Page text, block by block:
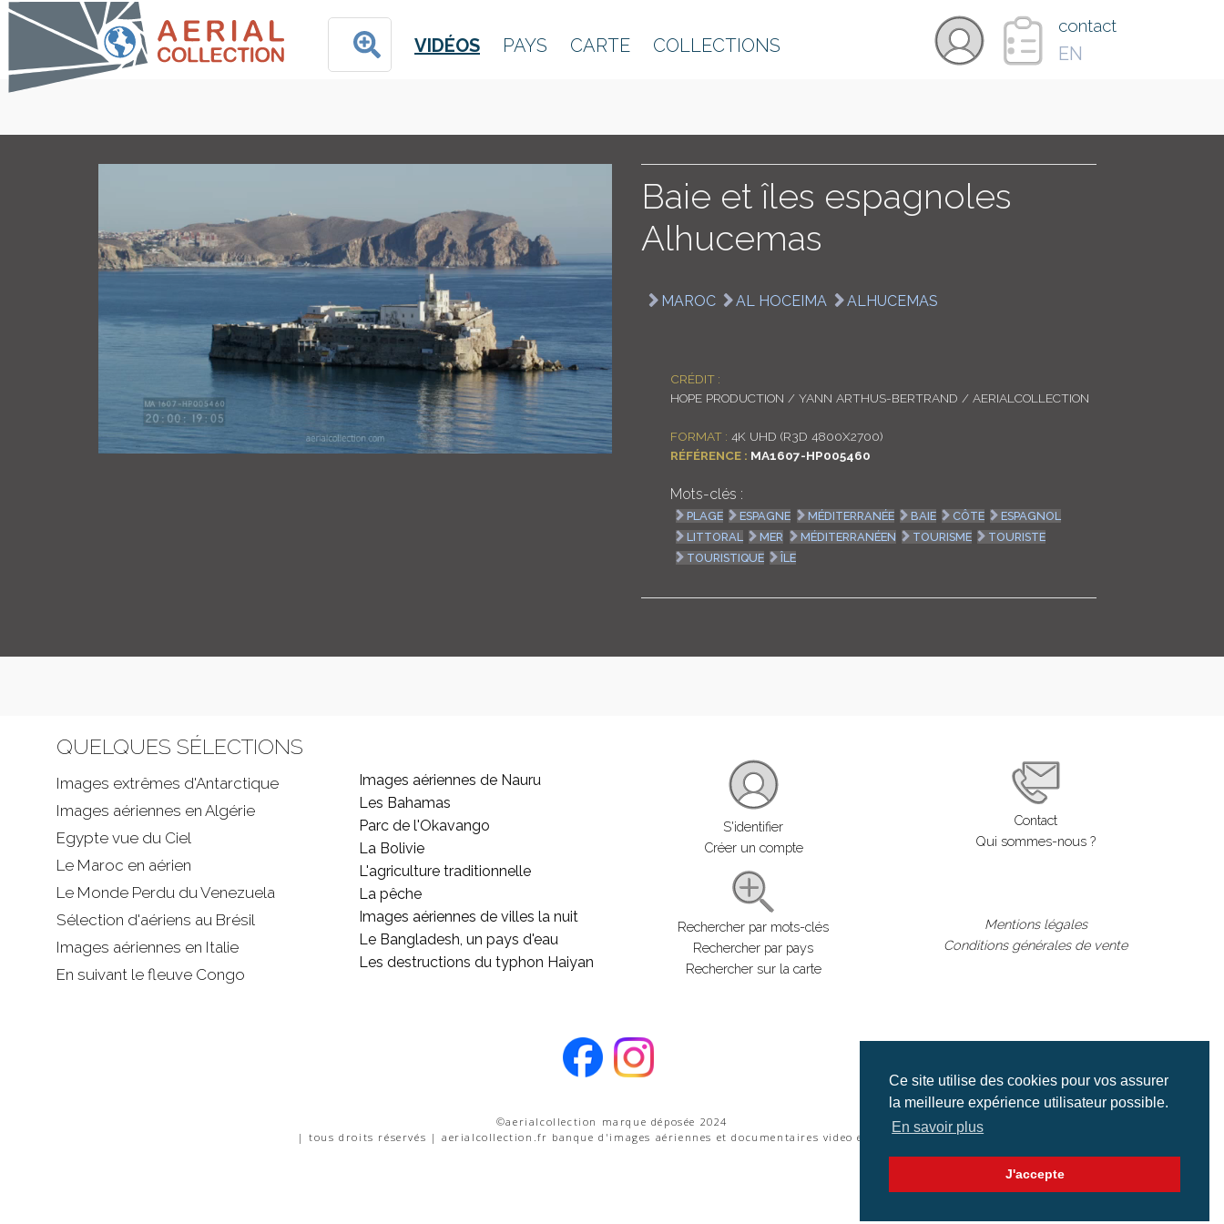
Ce site utilise des cookies pour vos assurer
la meilleure expérience utilisateur possible.
En savoir plus
J'accepte
VIDÉOS PAYS CARTE COLLECTIONS
contact
EN
Baie et îles espagnoles
Alhucemas
MAROC AL HOCEIMA ALHUCEMAS
CRÉDIT :
HOPE PRODUCTION / YANN ARTHUS-BERTRAND / AERIALCOLLECTION
FORMAT : 4K UHD (R3D 4800X2700)
RÉFÉRENCE : MA1607-HP005460
Mots-clés :
PLAGE ESPAGNE MÉDITERRANÉE BAIE CÔTE
ESPAGNOL
LITTORAL
MER MÉDITERRANÉEN TOURISME
TOURISTE
TOURISTIQUE
ÎLE
QUELQUES SÉLECTIONS
Images extrêmes d'Antarctique
Images aériennes en Algérie
Egypte vue du Ciel
Le Maroc en aérien
Le Monde Perdu du Venezuela
Sélection d'aériens au Brésil
Images aériennes en Italie
En suivant le fleuve Congo
Images aériennes de Nauru
Les Bahamas
Parc de l'Okavango
La Bolivie
L'agriculture traditionnelle
La pêche
Images aériennes de villes la nuit
Le Bangladesh, un pays d'eau
Les destructions du typhon Haiyan
S'identifier
Créer un compte
Rechercher par mots-clés
Rechercher par pays
Rechercher sur la carte
Contact
Qui sommes-nous ?
Mentions légales
Conditions générales de vente
©aerialcollection marque déposée 2024
| tous droits réservés | aerialcollection.fr banque d'images aériennes et documentaires video et cinéma |